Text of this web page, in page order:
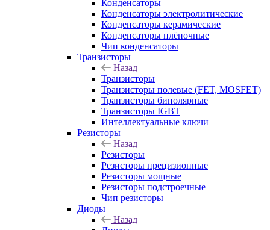
Конденсаторы
Конденсаторы электролитические
Конденсаторы керамические
Конденсаторы плёночные
Чип конденсаторы
Транзисторы
Назад
Транзисторы
Транзисторы полевые (FET, MOSFET)
Транзисторы биполярные
Транзисторы IGBT
Интеллектуальные ключи
Резисторы
Назад
Резисторы
Резисторы прецизионные
Резисторы мощные
Резисторы подстроечные
Чип резисторы
Диоды
Назад